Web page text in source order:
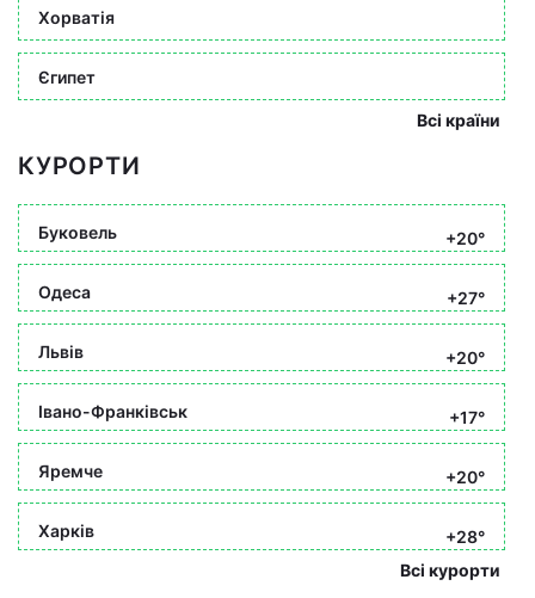
Хорватія
Єгипет
Всі країни
КУРОРТИ
Буковель +20°
Одеса +27°
Львів +20°
Івано-Франківськ +17°
Яремче +20°
Харків
+28°
Всі курорти